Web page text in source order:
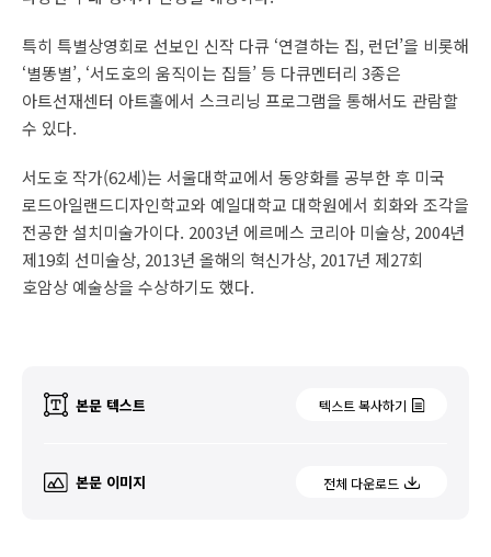
특히 특별상영회로 선보인 신작 다큐 ‘연결하는 집, 런던’을 비롯해
‘별똥별’, ‘서도호의 움직이는 집들’ 등 다큐멘터리 3종은
아트선재센터 아트홀에서 스크리닝 프로그램을 통해서도 관람할
수 있다.
서도호 작가(62세)는 서울대학교에서 동양화를 공부한 후 미국
로드아일랜드디자인학교와 예일대학교 대학원에서 회화와 조각을
전공한 설치미술가이다. 2003년 에르메스 코리아 미술상, 2004년
제19회 선미술상, 2013년 올해의 혁신가상, 2017년 제27회
호암상 예술상을 수상하기도 했다.
본문 텍스트 텍스트 복사하기
본문 이미지 전체 다운로드